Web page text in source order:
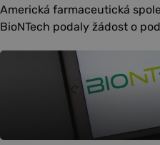
Americká farmaceutická
BioNTech podaly žádost o